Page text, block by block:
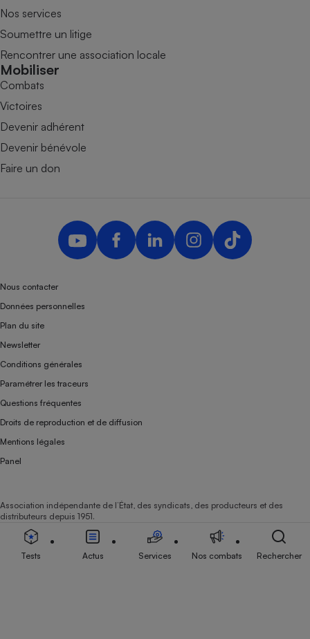
Nos services
Soumettre un litige
Rencontrer une association locale
Mobiliser
Combats
Victoires
Devenir adhérent
Devenir bénévole
Faire un don
Nous contacter
Données personnelles
Plan du site
Newsletter
Conditions générales
Paramétrer les traceurs
Questions fréquentes
Droits de reproduction et de diffusion
Mentions légales
Panel
Association indépendante de l’État, des syndicats, des producteurs et des
distributeurs depuis 1951.
Tests Actus Services Nos combats Rechercher